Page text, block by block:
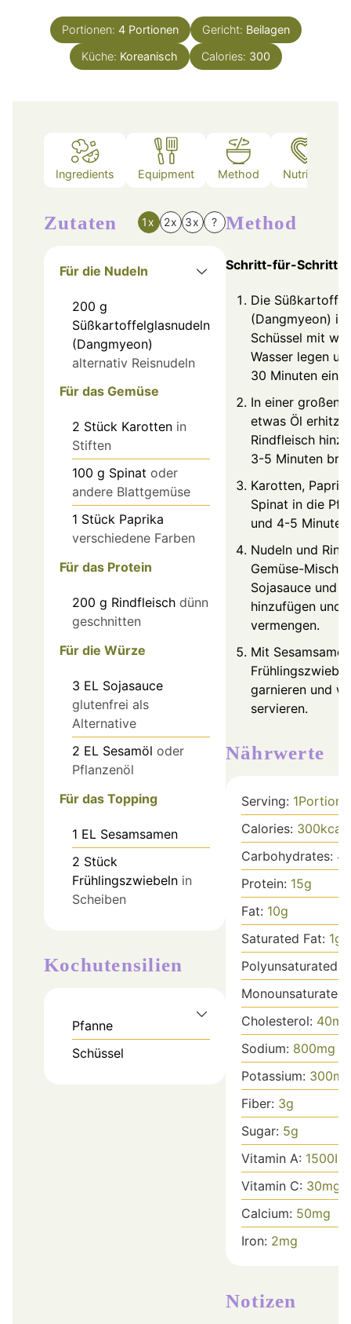
Portionen: 4 Portionen Gericht: Beilagen
Küche: Koreanisch Calories: 300
Ingredients Equipment Method Nutrition
Zutaten 1x 2x 3x ?
Für die Nudeln
200 g
Süßkartoffelglasnudeln
(Dangmyeon)
alternativ Reisnudeln
Für das Gemüse
2 Stück Karotten in
Stiften
100 g Spinat oder
andere Blattgemüse
1 Stück Paprika
verschiedene Farben
Für das Protein
200 g Rindfleisch dünn
geschnitten
Für die Würze
3 EL Sojasauce
glutenfrei als
Alternative
2 EL Sesamöl oder
Pflanzenöl
Für das Topping
1 EL Sesamsamen
2 Stück
Frühlingszwiebeln in
Scheiben
Kochutensilien
Pfanne
Schüssel
Method
Schritt-für-Schritt-
Die
(Dangmyeon) in
Schüssel mit
Wasser legen
30 Minuten
In einer großen
etwas Öl
Rindfleisch
3-5 Minuten
Karotten,
Spinat in die
und 4-5
Nudeln und
Gemüse-
Sojasauce und
hinzufügen und
vermengen.
Mit
garnieren und
servieren.
Nährwerte
Serving: 1Portion
Calories: 300kcal
Carbohydrates:
Protein: 15g
Fat: 10g
Saturated Fat: 1g
Polyunsaturated
Cholesterol: 40mg
Sodium: 800mg
Potassium: 300mg
Fiber: 3g
Sugar: 5g
Vitamin A: 1500IU
Vitamin C: 30mg
Calcium: 50mg
Iron: 2mg
Notizen